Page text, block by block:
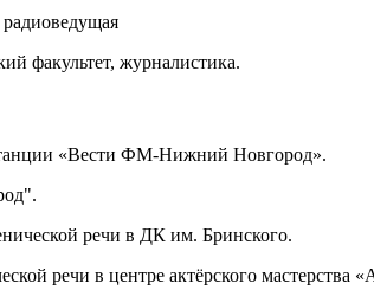
радиоведущая
факультет, журналистика.
«Вести ФМ-Нижний Новгород».
Новгород".
речи в ДК им. Бринского.
речи в центре актёрского мастерства